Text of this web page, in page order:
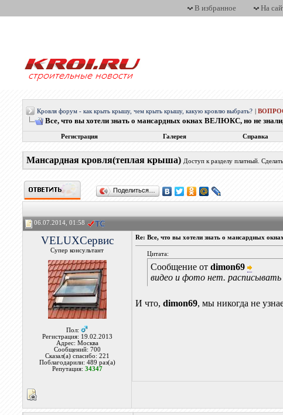
В избранное На
Кровля форум - как крыть крышу, чем крыть крышу, какую кровлю выбрать? |
Все, что вы хотели знать о мансардных окнах ВЕЛЮКС, но не
Регистрация Галерея Справка
Мансардная кровля(теплая крыша) Доступ к разделу платный.
Поделиться…
06.07.2014, 01:58
VELUXСервис
Супер консультант
Пол:
Регистрация: 19.02.2013
Адрес: Москва
Сообщений: 700
Сказал(а) спасибо: 221
Поблагодарили: 489 раз(а)
Репутация: 34347
Re: Все, что вы хотели знать о мансардных
Цитата:
Сообщение отdimon69
видео и фото нет.
И что,dimon69, мы никогда не